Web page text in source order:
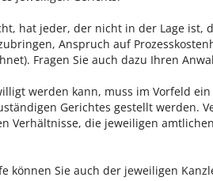
hat jeder, der nicht in der Lage ist,
Anspruch auf
Fragen Sie auch dazu Ihren
werden kann, muss im Vorfeld
Gerichtes gestellt werden.
Verhältnisse, die jeweiligen
können Sie auch der jeweiligen